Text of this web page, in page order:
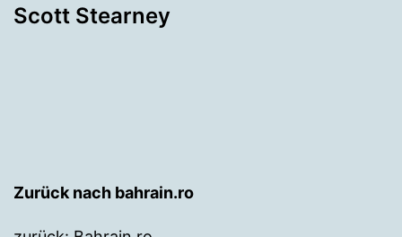
Scott Stearney
Zurück nach bahrain.ro